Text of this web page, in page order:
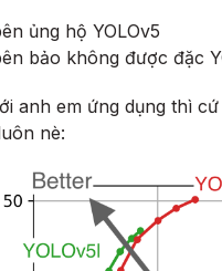
ủng hộ YOLOv5
bảo không được đặc
anh em ứng dụng thì
nè: